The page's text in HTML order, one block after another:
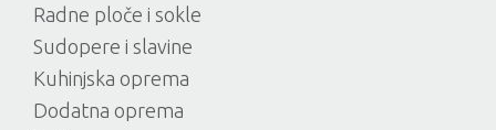
Radne ploče i sokle
Sudopere i slavine
Kuhinjska oprema
Dodatna oprema